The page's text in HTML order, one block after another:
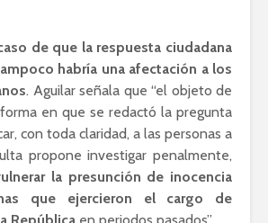
de que la respuesta ciudadana
habría una afectación a los
. Aguilar señala que “el objeto de
en que se redactó la pregunta
con toda claridad, a las personas a
propone investigar penalmente,
la presunción de inocencia
que ejercieron el cargo de